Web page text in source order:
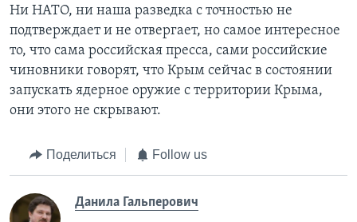
Ни НАТО, ни наша разведка с точностью не
подтверждает и не отвергает, но самое интересное
то, что сама российская пресса, сами российские
чиновники говорят, что Крым сейчас в состоянии
запускать ядерное оружие с территории Крыма,
они этого не скрывают.
Поделиться Follow us
Данила Гальперович